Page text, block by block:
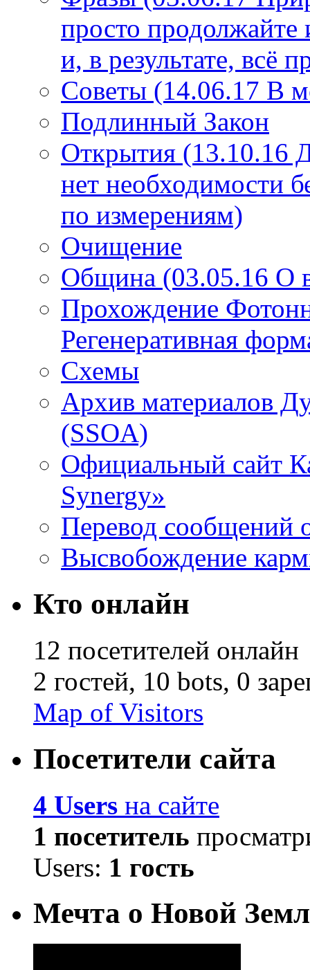
просто продолжайте
и, в результате, всё
Советы (14.06.17 В
Подлинный Закон
Открытия (13.10.16
нет необходимости
по измерениям)
Очищение
Община (03.05.16 О
Прохождение
Регенеративная
Схемы
Архив материалов
(SSOA)
Официальный сайт
Synergy»
Перевод сообщений
Высвобождение
Кто онлайн
12 посетителей онлайн
2 гостей, 10 bots, 0
Map of Visitors
Посетители сайта
4 Users на сайте
1 посетитель
Users: 1 гость
Мечта о Новой